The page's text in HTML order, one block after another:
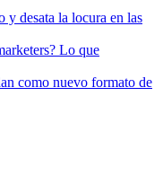
y desata la locura en las
Lo que
como nuevo formato de